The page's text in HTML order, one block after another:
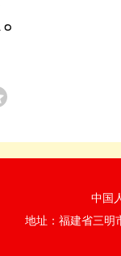
中国
地址：福建省三